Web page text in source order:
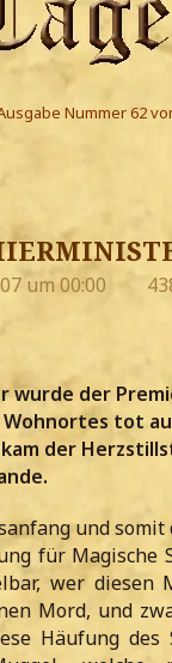
Nummer 62
um 00:00
wurde der
tot
der
und
für Magische
wer diesen
Mord, und
Häufung